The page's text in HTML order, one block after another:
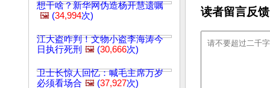
想干啥？新华网伪造杨开慧遗嘱
🖼️ (34,994次)
江大盗咋判！文物小盗李海涛今
日执行死刑 🖼️ (30,666次)
卫士长惊人回忆：喊毛主席万岁
必须看场合 🖼️ (37,927次)
读者留言反